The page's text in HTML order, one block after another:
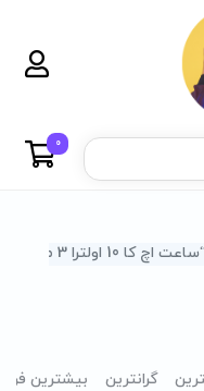
0
اولترا 3 مکس”
گرانترین بیشترین